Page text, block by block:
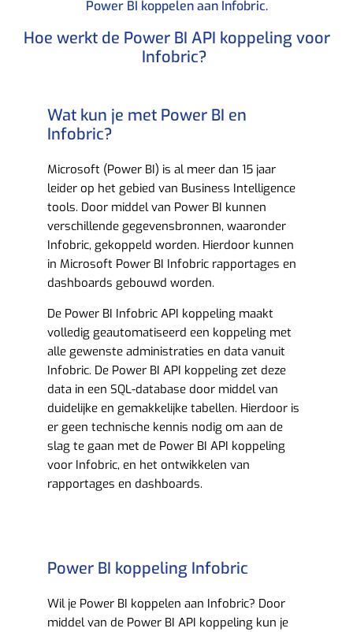
Power BI koppelen aan Infobric.​
Hoe werkt de Power BI API koppeling voor
Infobric? ​
Power BI koppeling Infobric
Wil je Power BI koppelen aan Infobric? Door
middel van de Power BI API koppeling kun je
Wat kun je met Power BI en
Infobric?​
Microsoft (Power BI) is al meer dan 15 jaar
leider op het gebied van Business Intelligence
tools. Door middel van Power BI kunnen
verschillende gegevensbronnen, waaronder
Infobric, gekoppeld worden. Hierdoor kunnen
in Microsoft Power BI Infobric rapportages en
dashboards gebouwd worden.
De Power BI Infobric API koppeling maakt
volledig geautomatiseerd een koppeling met
alle gewenste administraties en data vanuit
Infobric. De Power BI API koppeling zet deze
data in een SQL-database door middel van
duidelijke en gemakkelijke tabellen. Hierdoor is
er geen technische kennis nodig om aan de
slag te gaan met de Power BI API koppeling
voor Infobric, en het ontwikkelen van
rapportages en dashboards.